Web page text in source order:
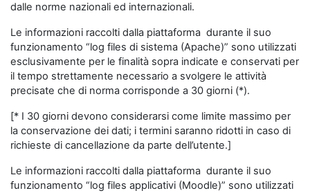
dalle norme nazionali ed internazionali.
Le informazioni raccolti dalla piattaforma durante il suo
funzionamento “log files di sistema (Apache)” sono utilizzati
esclusivamente per le finalità sopra indicate e conservati per
il tempo strettamente necessario a svolgere le attività
precisate che di norma corrisponde a 30 giorni (*).
[* I 30 giorni devono considerarsi come limite massimo per
la conservazione dei dati; i termini saranno ridotti in caso di
richieste di cancellazione da parte dell’utente.]
Le informazioni raccolti dalla piattaforma durante il suo
funzionamento “log files applicativi (Moodle)” sono utilizzati